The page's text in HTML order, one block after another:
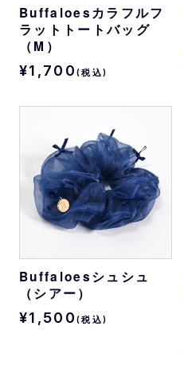
Buffaloesカラフルフ
ラットトートバッグ
（M）
¥1,700 (税込)
Buffaloesシュシュ
（シアー）
¥1,500 (税込)